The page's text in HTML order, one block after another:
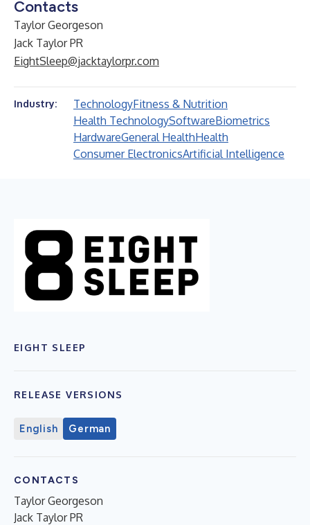
Contacts
Taylor Georgeson
Jack Taylor PR
EightSleep@jacktaylorpr.com
Industry: TechnologyFitness & Nutrition
Health TechnologySoftwareBiometrics
HardwareGeneral HealthHealth
Consumer ElectronicsArtificial Intelligence
EIGHT SLEEP
RELEASE VERSIONS
English German
CONTACTS
Taylor Georgeson
Jack Taylor PR